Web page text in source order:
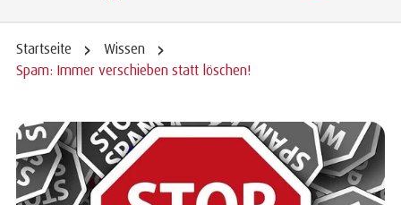
Startseite
Wissen
Spam: Immer verschieben statt löschen!